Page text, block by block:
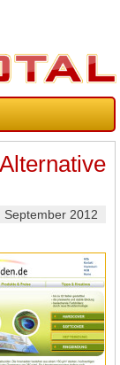
September 2012